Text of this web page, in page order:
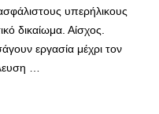
υπερήλικους
δικαίωμα. Αίσχος.
εργασία μέχρι τον
…